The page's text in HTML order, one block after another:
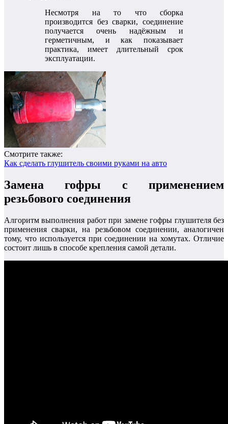
Несмотря на то что сборка
производится без сварки, соединение
получается очень надёжным и
герметичным, и как показывает
практика, имеет длительный срок
эксплуатации.
Смотрите также:
Как сделать глушитель своими руками на авто
Замена гофры с применением
резьбового соединения
Алгоритм выполнения работ при замене гофры глушителя без
применения сварки, на резьбовом соединении, аналогичен
тому, что используется при соединении на хомутах. Отличие
состоит лишь в способе крепления самой детали.